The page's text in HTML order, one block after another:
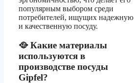
популярным выбором среди
потребителей, ищущих надежную
и качественную посуду.
🥘 Какие материалы
используются в
производстве посуды
Gipfel?